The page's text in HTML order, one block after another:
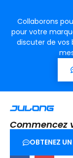
Collaborons
pour votre
discuter de vos
Commencez
OBTENEZ